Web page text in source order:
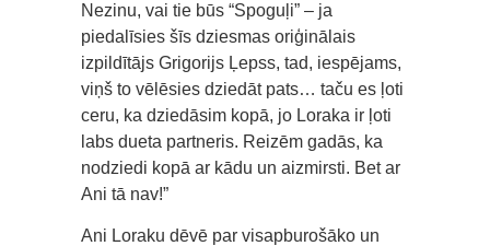
Nezinu, vai tie būs “Spoguļi” – ja
piedalīsies šīs dziesmas oriģinālais
izpildītājs Grigorijs Ļepss, tad, iespējams,
viņš to vēlēsies dziedāt pats… taču es ļoti
ceru, ka dziedāsim kopā, jo Loraka ir ļoti
labs dueta partneris. Reizēm gadās, ka
nodziedi kopā ar kādu un aizmirsti. Bet ar
Ani tā nav!”
Ani Loraku dēvē par visapburošāko un